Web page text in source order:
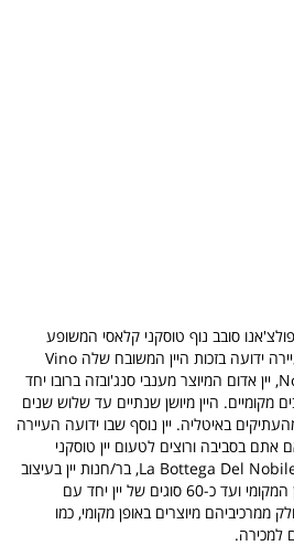
סובב נוף טוסקני קלאסי המשופע
בכרמים וכפי שציינו למעלה העיירה ידועה בזכות היין המשובח שלה Vino
Nobile De Montepulchiano, יין אדום המיוצר מענבי סנג'ובזה ברובו יחד
ענבים מקומיים. היין מיושן שנתיים עד שלוש שנים
באיטליה. יין נוסף שבו ידועה העיירה
אתם בסביבה ורוצים לטעום יין טוסקני
משובח אתם יכולים להגיע אל La Bottega Del Nobile, בר/חנות יין בעיצוב
אותנטי המציע טעימות של היין המקומי ועד כ-60 סוגים של יין יחד עם
מיוצרים באופן מקומי, כמו